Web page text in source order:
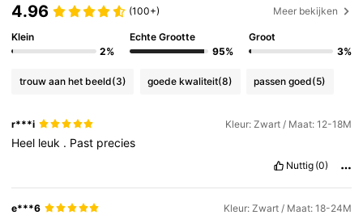
4.96 (100+) Meer bekijken
Klein
2%
Echte Grootte
95%
Groot
3%
trouw aan het beeld(3) goede kwaliteit(8) passen goed(5)
r***i Kleur: Zwart / Maat: 12-18M
Heel leuk . Past precies
Nuttig (0)
e***6 Kleur: Zwart / Maat: 18-24M